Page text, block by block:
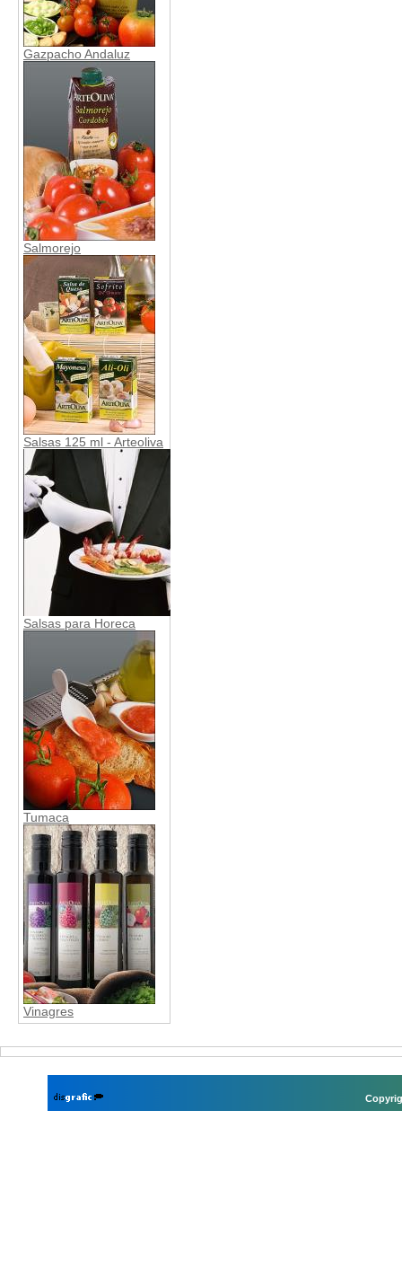
Gazpacho Andaluz
Salmorejo
Salsas 125 ml - Arteoliva
Salsas para Horeca
Tumaca
Vinagres